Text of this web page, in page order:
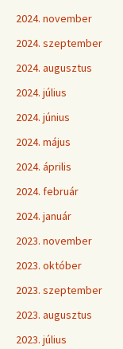
2024. november
2024. szeptember
2024. augusztus
2024. július
2024. június
2024. május
2024. április
2024. február
2024. január
2023. november
2023. október
2023. szeptember
2023. augusztus
2023. július